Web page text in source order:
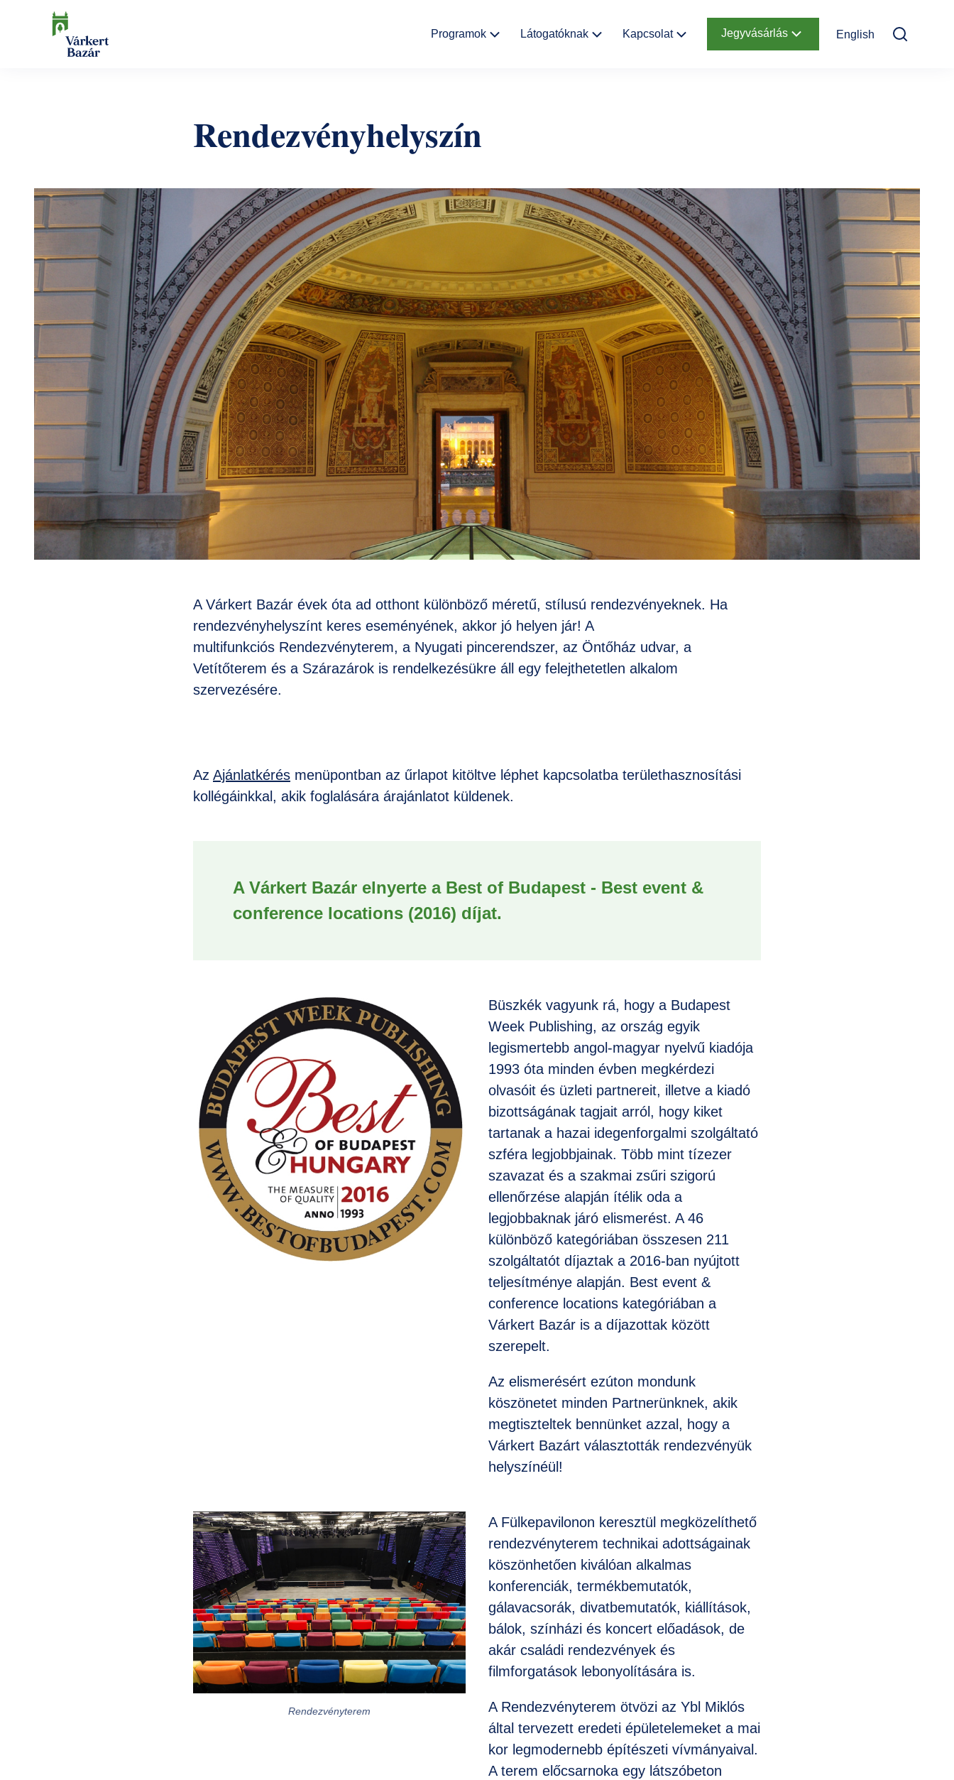
Fő
Programok
Kiállítások
Látogatóknak
Ajándékbolt
Galéria
Házirend
GYIK
Kapcsolat
Hírlevél
feliratkozás
Helyszínbérlés
Jegyvásárlás English
Rendezvényhelyszín
A Várkert Bazár évek óta ad otthont különböző méretű, stílusú rendezvényeknek. Ha
rendezvényhelyszínt keres eseményének, akkor jó helyen jár! A
multifunkciós Rendezvényterem, a Nyugati pincerendszer, az Öntőház udvar, a
Vetítőterem és a Szárazárok is rendelkezésükre áll egy felejthetetlen alkalom
szervezésére.
Az Ajánlatkérés menüpontban az űrlapot kitöltve léphet kapcsolatba területhasznosítási
kollégáinkkal, akik foglalására árajánlatot küldenek.
A Várkert Bazár elnyerte a Best of Budapest - Best event &
conference locations (2016) díjat.
Büszkék vagyunk rá, hogy a Budapest
Week Publishing, az ország egyik
legismertebb angol-magyar nyelvű kiadója
1993 óta minden évben megkérdezi
olvasóit és üzleti partnereit, illetve a kiadó
bizottságának tagjait arról, hogy kiket
tartanak a hazai idegenforgalmi szolgáltató
szféra legjobbjainak. Több mint tízezer
szavazat és a szakmai zsűri szigorú
ellenőrzése alapján ítélik oda a
legjobbaknak járó elismerést. A 46
különböző kategóriában összesen 211
szolgáltatót díjaztak a 2016-ban nyújtott
teljesítménye alapján. Best event &
conference locations kategóriában a
Várkert Bazár is a díjazottak között
szerepelt.
Az elismerésért ezúton mondunk
köszönetet minden Partnerünknek, akik
megtiszteltek bennünket azzal, hogy a
Várkert Bazárt választották rendezvényük
helyszínéül!
A Fülkepavilonon keresztül megközelíthető
rendezvényterem technikai adottságainak
köszönhetően kiválóan alkalmas
konferenciák, termékbemutatók,
gálavacsorák, divatbemutatók, kiállítások,
bálok, színházi és koncert előadások, de
akár családi rendezvények és
filmforgatások lebonyolítására is.
A Rendezvényterem ötvözi az Ybl Miklós
által tervezett eredeti épületelemeket a mai
kor legmodernebb építészeti vívmányaival.
A terem előcsarnoka egy látszóbeton
Rendezvényterem